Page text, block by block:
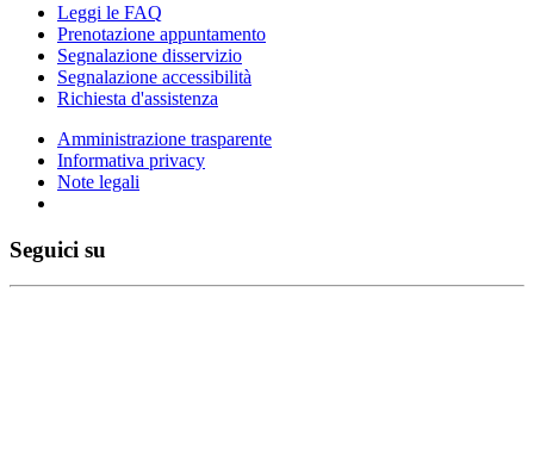
Leggi le FAQ
Prenotazione appuntamento
Segnalazione disservizio
Segnalazione accessibilità
Richiesta d'assistenza
Amministrazione trasparente
Informativa privacy
Note legali
Seguici su